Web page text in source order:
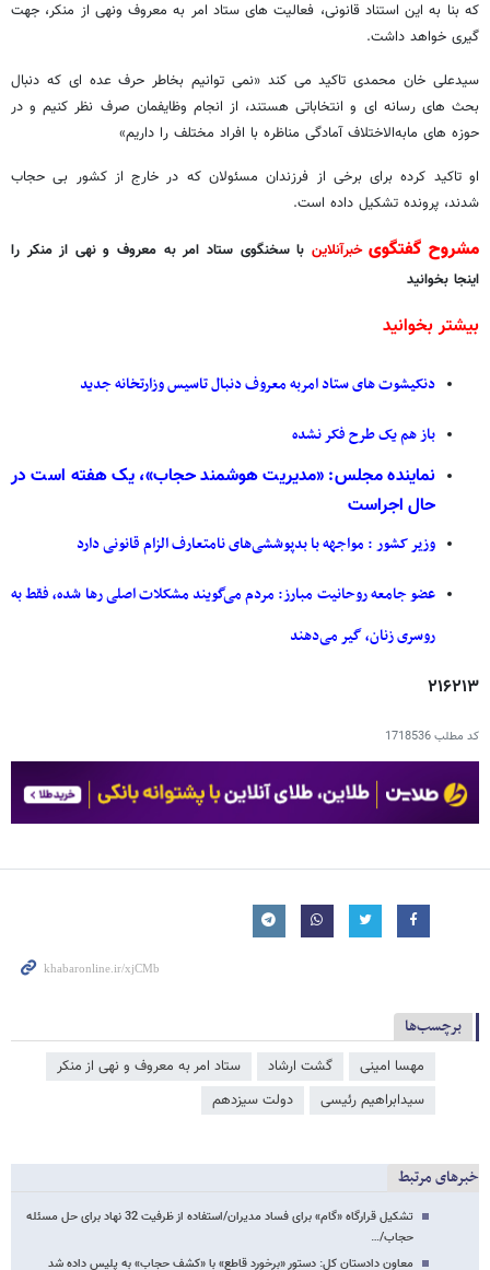
که بنا به این استناد قانونی، فعالیت های ستاد امر به معروف ونهی از منکر، جهت
گیری خواهد داشت.
سیدعلی خان محمدی تاکید می کند «نمی توانیم بخاطر حرف عده ای که دنبال
بحث های رسانه ای و انتخاباتی هستند، از انجام وظایفمان صرف نظر کنیم و در
حوزه های مابه‌الاختلاف آمادگی مناظره با افراد مختلف را داریم»
او تاکید کرده برای برخی از فرزندان مسئولان که در خارج از کشور بی حجاب
شدند، پرونده تشکیل داده است.
مشروح گفتگویخبرآنلاین با سخنگوی ستاد امر به معروف و نهی از منکر را
اینجا بخوانید
بیشتر بخوانید
دنکیشوت های ستاد امربه معروف دنبال تاسیس وزارتخانه جدید
باز هم یک طرح فکر نشده
نماینده مجلس: «مدیریت هوشمند حجاب»، یک هفته‌ است در
حال اجراست
وزیر کشور : مواجهه با بدپوششی‌های نامتعارف الزام قانونی دارد
عضو جامعه روحانیت مبارز: مردم می‌گویند مشکلات اصلی رها شده، فقط به
روسری زنان، گیر می‌دهند
۲۱۶۲۱۳
کد مطلب1718536
برچسب‌ها
مهسا امینی گشت ارشاد
ستاد امر به معروف و نهی از منکر
سیدابراهیم رئیسی
دولت سیزدهم
خبرهای مرتبط
تشکیل قرارگاه «گام» برای فساد مدیران/استفاده از ظرفیت 32 نهاد برای حل مسئله
حجاب/…
معاون دادستان کل: دستور «برخورد قاطع» با «کشف حجاب» به پلیس داده شد